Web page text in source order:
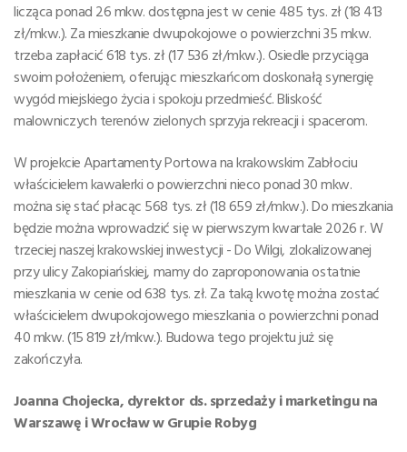
licząca ponad 26 mkw. dostępna jest w cenie 485 tys. zł (18 413
zł/mkw.). Za mieszkanie dwupokojowe o powierzchni 35 mkw.
trzeba zapłacić 618 tys. zł (17 536 zł/mkw.). Osiedle przyciąga
swoim położeniem, oferując mieszkańcom doskonałą synergię
wygód miejskiego życia i spokoju przedmieść. Bliskość
malowniczych terenów zielonych sprzyja rekreacji i spacerom.
W projekcie Apartamenty Portowa na krakowskim Zabłociu
właścicielem kawalerki o powierzchni nieco ponad 30 mkw.
można się stać płacąc 568 tys. zł (18 659 zł/mkw.). Do mieszkania
będzie można wprowadzić się w pierwszym kwartale 2026 r. W
trzeciej naszej krakowskiej inwestycji - Do Wilgi, zlokalizowanej
przy ulicy Zakopiańskiej, mamy do zaproponowania ostatnie
mieszkania w cenie od 638 tys. zł. Za taką kwotę można zostać
właścicielem dwupokojowego mieszkania o powierzchni ponad
40 mkw. (15 819 zł/mkw.). Budowa tego projektu już się
zakończyła.
Joanna Chojecka, dyrektor ds. sprzedaży i marketingu na
Warszawę i Wrocław w Grupie Robyg